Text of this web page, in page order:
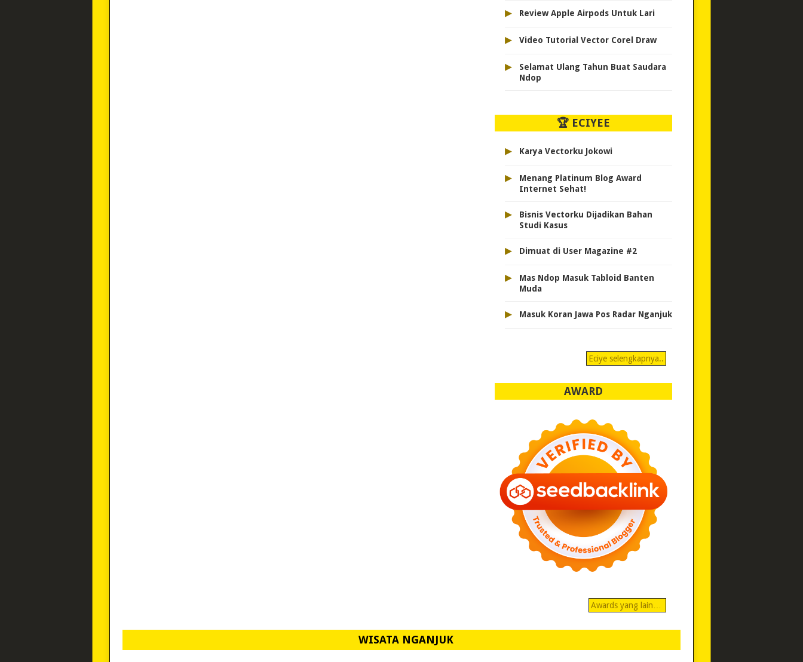
▸ Review Apple Airpods Untuk Lari
▸ Video Tutorial Vector Corel Draw
▸
Selamat Ulang Tahun Buat Saudara
Ndop
🏆 ECIYEE
▸ Karya Vectorku Jokowi
▸
Menang Platinum Blog Award
Internet Sehat!
▸
Bisnis Vectorku Dijadikan Bahan
Studi Kasus
▸ Dimuat di User Magazine #2
▸
Mas Ndop Masuk Tabloid Banten
Muda
▸ Masuk Koran Jawa Pos Radar Nganjuk
Eciye selengkapnya..
AWARD
Awards yang lain…
WISATA NGANJUK